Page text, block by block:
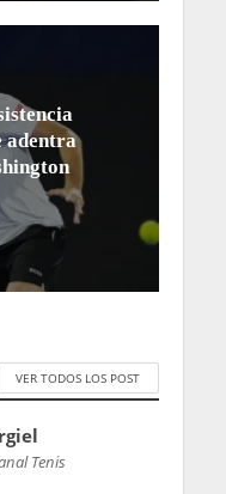
adentra
VER TODOS LOS POST
Tenis